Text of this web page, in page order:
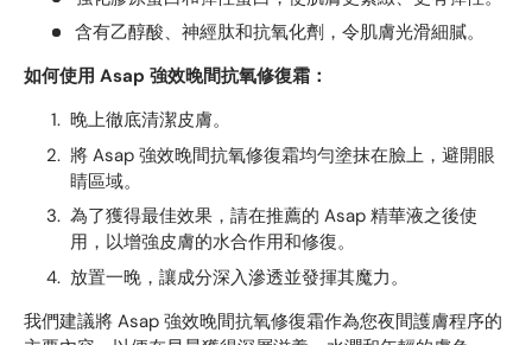
含有乙醇酸、​​神經肽和抗氧化劑，令肌膚光滑細膩。
如何使用 Asap 強效晚間抗氧修復霜：
晚上徹底清潔皮膚。
將 Asap 強效晚間抗氧修復霜均勻塗抹在臉上，避開眼
睛區域。
為了獲得最佳效果，請在推薦的 Asap 精華液之後使
用，以增強皮膚的水合作用和修復。
放置一晚，讓成分深入滲透並發揮其魔力。
我們建議將 Asap 強效晚間抗氧修復霜作為您夜間護膚程序的